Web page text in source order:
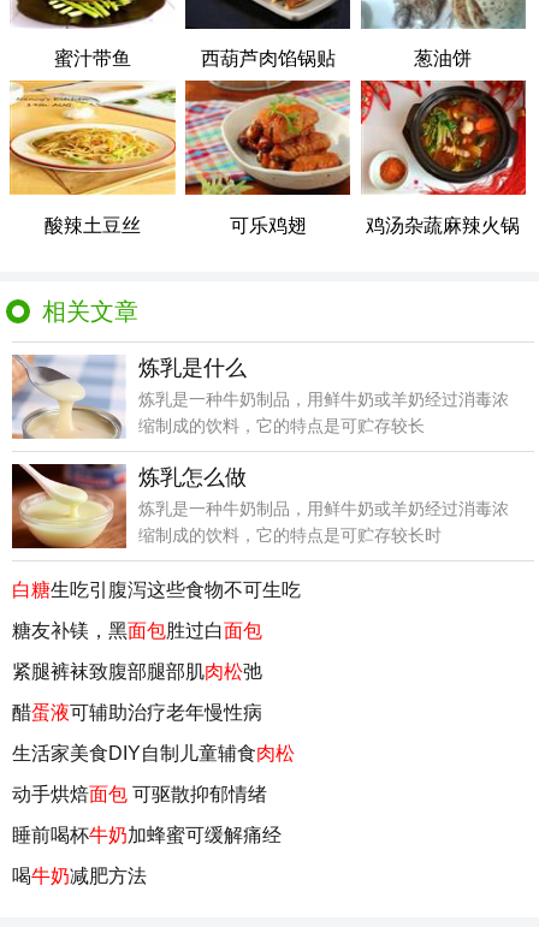
蜜汁带鱼 西葫芦肉馅锅贴 葱油饼
酸辣土豆丝 可乐鸡翅 鸡汤杂蔬麻辣火锅
相关文章
炼乳是什么
炼乳是一种牛奶制品，用鲜牛奶或羊奶经过消毒浓
缩制成的饮料，它的特点是可贮存较长
炼乳怎么做
炼乳是一种牛奶制品，用鲜牛奶或羊奶经过消毒浓
缩制成的饮料，它的特点是可贮存较长时
白糖生吃引腹泻这些食物不可生吃
糖友补镁，黑面包胜过白面包
紧腿裤袜致腹部腿部肌肉松弛
醋蛋液可辅助治疗老年慢性病
生活家美食DIY自制儿童辅食肉松
动手烘焙面包 可驱散抑郁情绪
睡前喝杯牛奶加蜂蜜可缓解痛经
喝牛奶减肥方法